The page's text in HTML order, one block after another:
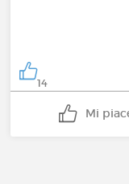
14
Mi